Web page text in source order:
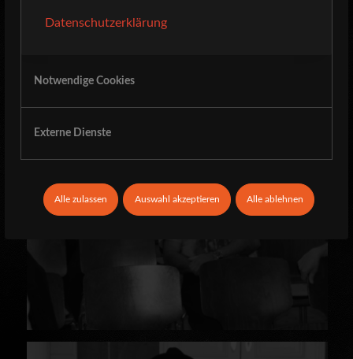
Datenschutzerklärung
Notwendige Cookies
Externe Dienste
Alle zulassen Auswahl akzeptieren Alle ablehnen